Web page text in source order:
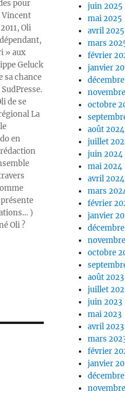
pour
Vincent
Oli
» aux
Geluck
sa chance
de se
La
en
)
Oli ?
juin 2025
mai 2025
avril 2025
mars
février
janvier
octobre
août 2024
juillet
juin 2024
mai 2024
avril 2024
mars
février
janvier
octobre
août 2023
juillet
juin 2023
mai 2023
avril 2023
mars
février
janvier